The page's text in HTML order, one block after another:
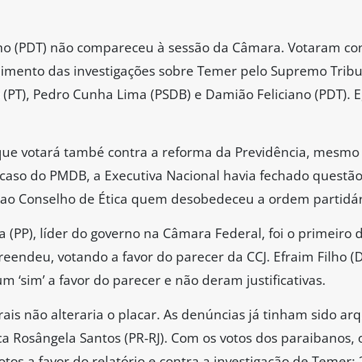
(PDT) não compareceu à sessão da Câmara. Votaram
das investigações sobre Temer pelo Supremo
Pedro Cunha Lima (PSDB) e Damião Feliciano (PDT).
votará també contra a reforma da Previdência,
do PMDB, a Executiva Nacional havia fechado
Conselho de Ética quem desobedeceu a ordem
líder do governo na Câmara Federal, foi o primeiro
votando a favor do parecer da CCJ. Efraim Filho
‘sim’ a favor do parecer e não deram justificativas.
não alteraria o placar. As denúncias já tinham sido
Santos (PR-RJ). Com os votos dos paraibanos,